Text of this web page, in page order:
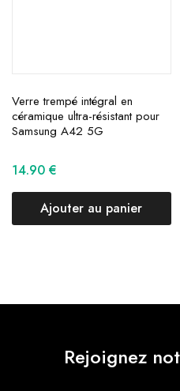
Verre trempé intégral en
céramique ultra-résistant pour
Samsung A42 5G
14.90 €
Ajouter au panier
Rejoignez